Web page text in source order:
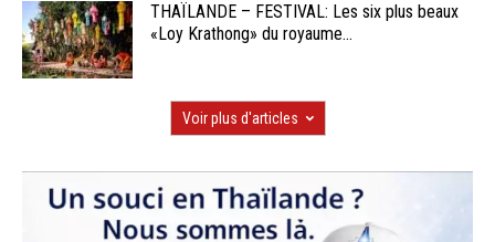
THAÏLANDE – FESTIVAL: Les six plus beaux
«Loy Krathong» du royaume...
Voir plus d'articles